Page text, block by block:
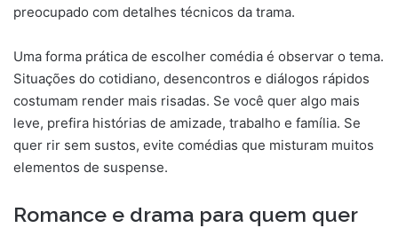
preocupado com detalhes técnicos da trama.
Uma forma prática de escolher comédia é observar o tema.
Situações do cotidiano, desencontros e diálogos rápidos
costumam render mais risadas. Se você quer algo mais
leve, prefira histórias de amizade, trabalho e família. Se
quer rir sem sustos, evite comédias que misturam muitos
elementos de suspense.
Romance e drama para quem quer